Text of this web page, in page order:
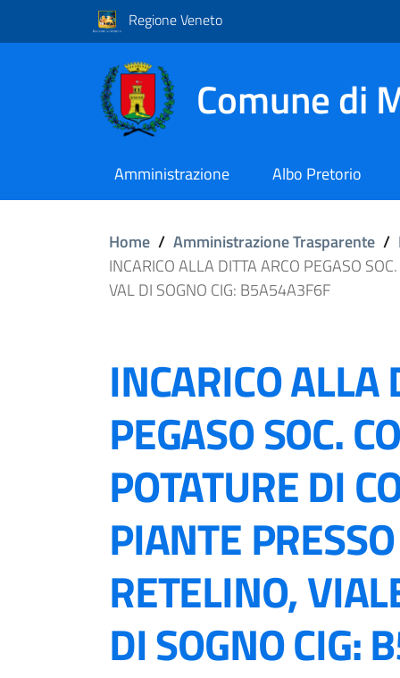
Regione Veneto
Comune di
Amministrazione Albo Pretorio
Home / Amministrazione Trasparente /
INCARICO ALLA DITTA ARCO PEGASO
VAL DI SOGNO CIG: B5A54A3F6F
INCARICO ALLA
PEGASO SOC.
POTATURE DI
PIANTE
RETELINO,
DI SOGNO CIG: